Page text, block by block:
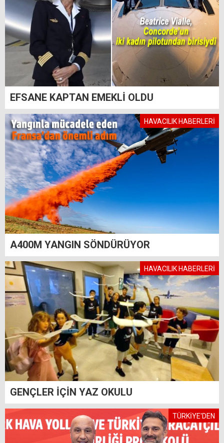
EFSANE KAPTAN EMEKLİ OLDU
HAVACILIK HABERLERİ
A400M YANGIN SÖNDÜRÜYOR
HAVACILIK HABERLERİ
GENÇLER İÇİN YAZ OKULU
TÜRKİYE'DEN